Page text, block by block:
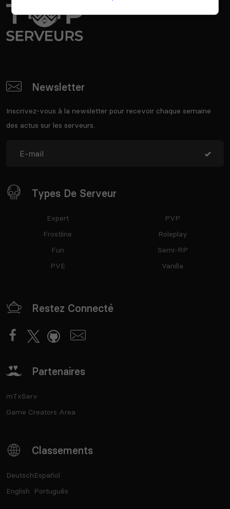
Newsletter
Inscrivez-vous à la newsletter pour recevoir chaque semaine
des actus sur les serveurs.
Types De Serveur
Expert
Frostline
Fun
PVE
PVP
Roleplay
Semi-RP
Vanilla
Restez Connecté
Partenaires
mTxServ
Game Creators Area
Classements
Deutsch
English
Español
Português